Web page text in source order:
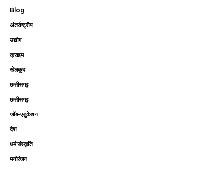
Blog
अंतर्राष्ट्रीय
उद्योग
क्राइम
खेलकूद
छत्तीसगढ़
छत्तीसगढ़
जॉब-एजुकेशन
देश
धर्म संस्कृति
मनोरंजन